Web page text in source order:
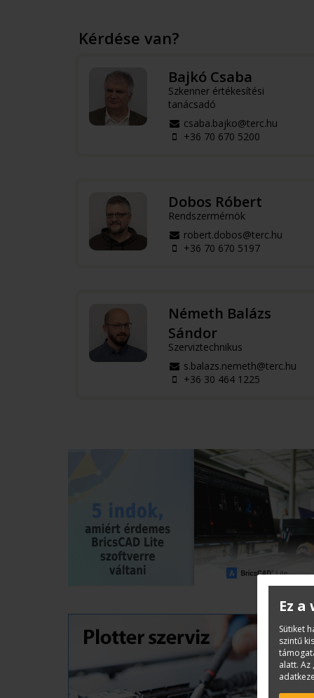
Kérdése van?
Bajkó Csaba
Szkenner értékesítési
tanácsadó
csaba.bajko@terc.hu
+36 70 670 5200
Dobos Róbert
Rendszermérnök
robert.dobos@terc.hu
+36 70 670 5197
Németh Balázs
Sándor
Szerviztechnikus
s.balazs.nemeth@terc.hu
+36 30 464 1225
Ez
Sütiket
szintű
alatt. Az